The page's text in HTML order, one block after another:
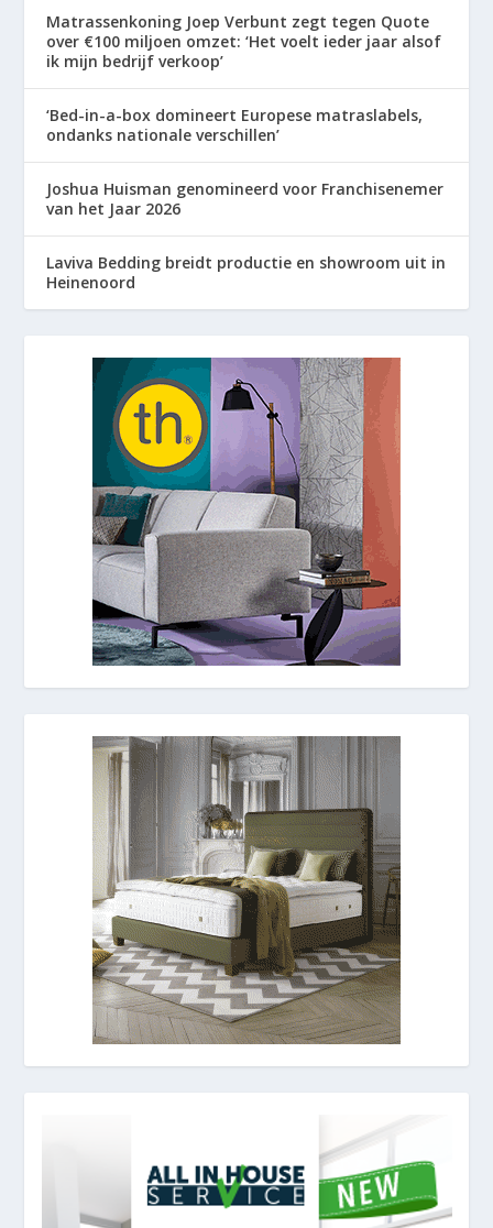
Matrassenkoning Joep Verbunt zegt tegen Quote
over €100 miljoen omzet: ‘Het voelt ieder jaar alsof
ik mijn bedrijf verkoop’
‘Bed-in-a-box domineert Europese matraslabels,
ondanks nationale verschillen’
Joshua Huisman genomineerd voor Franchisenemer
van het Jaar 2026
Laviva Bedding breidt productie en showroom uit in
Heinenoord